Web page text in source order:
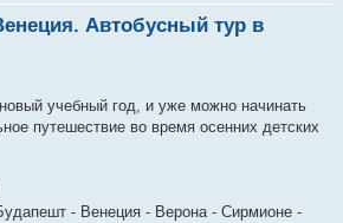
Автобусный тур в
учебный год, и уже можно начинать
путешествие во время осенних детских
- Венеция - Верона - Сирмионе -